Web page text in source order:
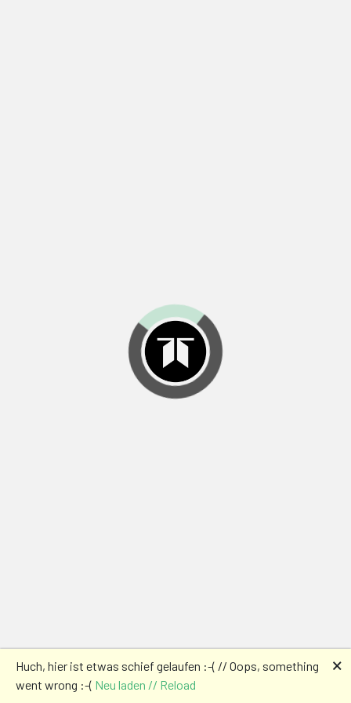
Huch, hier ist etwas schief gelaufen :-( // Oops, something
went wrong :-( Neu laden // Reload
🗙